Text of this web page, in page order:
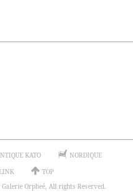
KATO
NORDIQUE
TOP
Orpheé, All rights Reserved.